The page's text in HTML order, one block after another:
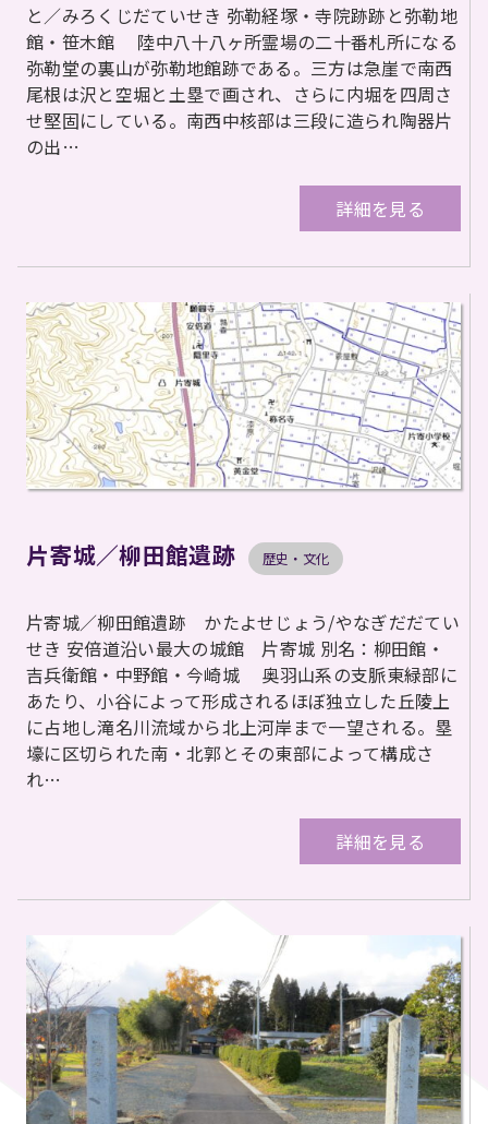
と／みろくじだていせき 弥勒経塚・寺院跡跡と弥勒地
館・笹木館 陸中八十八ヶ所霊場の二十番札所になる
弥勒堂の裏山が弥勒地館跡である。三方は急崖で南西
尾根は沢と空堀と土塁で画され、さらに内堀を四周さ
せ堅固にしている。南西中核部は三段に造られ陶器片
の出…
詳細を見る
片寄城／柳田館遺跡 歴史・文化
片寄城／柳田館遺跡 かたよせじょう/やなぎだだてい
せき 安倍道沿い最大の城館 片寄城 別名：柳田館・
吉兵衛館・中野館・今崎城 奥羽山系の支脈東緑部に
あたり、小谷によって形成されるほぼ独立した丘陵上
に占地し滝名川流域から北上河岸まで一望される。塁
壕に区切られた南・北郭とその東部によって構成さ
れ…
詳細を見る